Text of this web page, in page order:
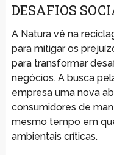
DESAFIOS
A Natura vê na
para mitigar os
para transformar
negócios. A busca
empresa uma nova
consumidores de
mesmo tempo em
ambientais críticas.